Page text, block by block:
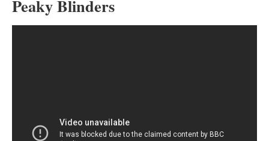
Peaky Βlinders